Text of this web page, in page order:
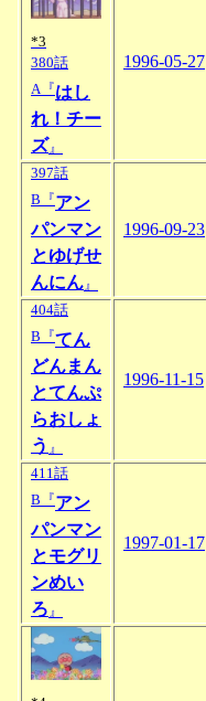
*3
380話
A『はし
れ！チー
ズ 』
1996-05-27
397話
B『アン
パンマン
とゆげせ
んにん 』
1996-09-23
404話
B『てん
どんまん
とてんぷ
らおしょ
う 』
1996-11-15
411話
B『アン
パンマン
とモグリ
ンめい
ろ 』
1997-01-17